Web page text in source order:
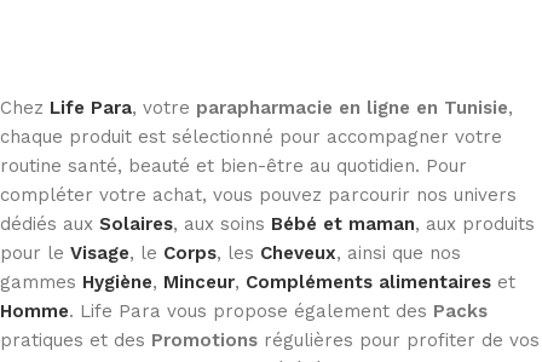
Chez Life Para, votre parapharmacie en ligne en Tunisie,
chaque produit est sélectionné pour accompagner votre
routine santé, beauté et bien-être au quotidien. Pour
compléter votre achat, vous pouvez parcourir nos univers
dédiés aux Solaires, aux soins Bébé et maman, aux produits
pour le Visage, le Corps, les Cheveux, ainsi que nos
gammes Hygiène, Minceur, Compléments alimentaires et
Homme. Life Para vous propose également des Packs
pratiques et des Promotions régulières pour profiter de vos